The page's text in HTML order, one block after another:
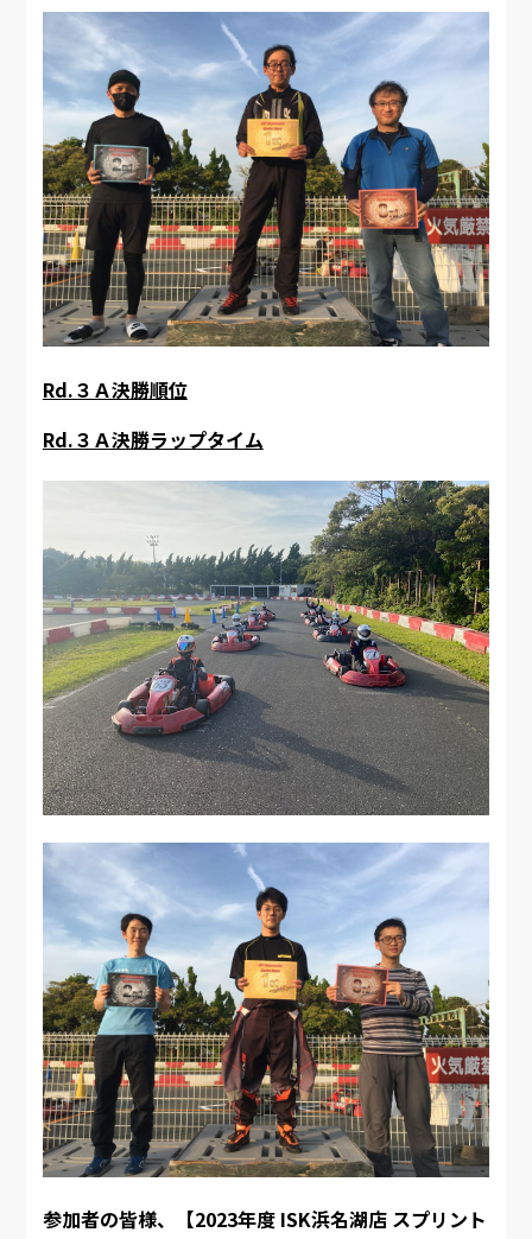
Rd.３Ａ決勝順位
Rd.３Ａ決勝ラップタイム
参加者の皆様、【2023年度 ISK浜名湖店 スプリント